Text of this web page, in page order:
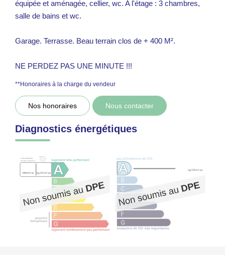
équipée et aménagée, cellier, wc. A l'étage : 3 chambres,
salle de bains et wc.
Garage. Terrasse. Beau terrain clos de + 400 M².
NE PERDEZ PAS UNE MINUTE !!!
**Honoraires à la charge du vendeur
Nos honoraires Nous contacter
Diagnostics énergétiques